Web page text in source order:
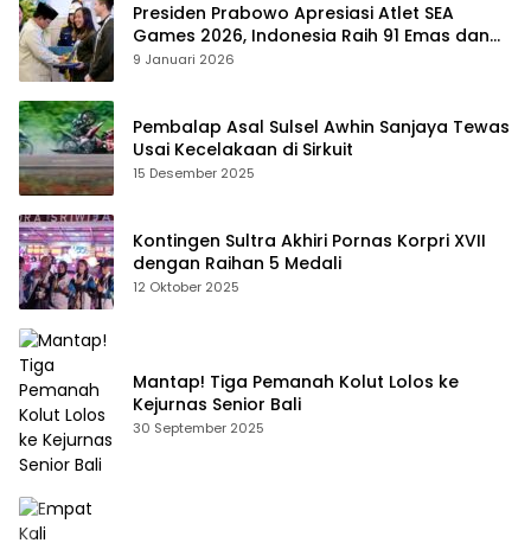
Presiden Prabowo Apresiasi Atlet SEA
Games 2026, Indonesia Raih 91 Emas dan
Kembali ke Dua Besar
9 Januari 2026
Pembalap Asal Sulsel Awhin Sanjaya Tewas
Usai Kecelakaan di Sirkuit
15 Desember 2025
Kontingen Sultra Akhiri Pornas Korpri XVII
dengan Raihan 5 Medali
12 Oktober 2025
Mantap! Tiga Pemanah Kolut Lolos ke
Kejurnas Senior Bali
30 September 2025